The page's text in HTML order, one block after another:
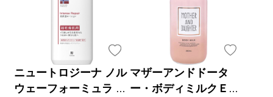
ニュートロジーナ ノル
ウェーフォーミュラ イ
マザーアンドドータ
ー・ボディミルクＥ